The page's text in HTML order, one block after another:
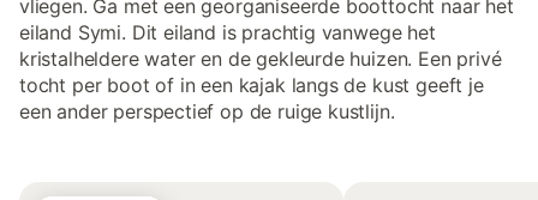
vliegen. Ga met een georganiseerde boottocht naar het
eiland Symi. Dit eiland is prachtig vanwege het
kristalheldere water en de gekleurde huizen. Een privé
tocht per boot of in een kajak langs de kust geeft je
een ander perspectief op de ruige kustlijn.